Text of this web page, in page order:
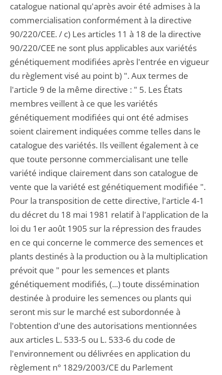
catalogue national qu'après avoir été admises à la
commercialisation conformément à la directive
90/220/CEE. / c) Les articles 11 à 18 de la directive
90/220/CEE ne sont plus applicables aux variétés
génétiquement modifiées après l'entrée en vigueur
du règlement visé au point b) ". Aux termes de
l'article 9 de la même directive : " 5. Les États
membres veillent à ce que les variétés
génétiquement modifiées qui ont été admises
soient clairement indiquées comme telles dans le
catalogue des variétés. Ils veillent également à ce
que toute personne commercialisant une telle
variété indique clairement dans son catalogue de
vente que la variété est génétiquement modifiée ".
Pour la transposition de cette directive, l'article 4-1
du décret du 18 mai 1981 relatif à l'application de la
loi du 1er août 1905 sur la répression des fraudes
en ce qui concerne le commerce des semences et
plants destinés à la production ou à la multiplication
prévoit que " pour les semences et plants
génétiquement modifiés, (...) toute dissémination
destinée à produire les semences ou plants qui
seront mis sur le marché est subordonnée à
l'obtention d'une des autorisations mentionnées
aux articles L. 533-5 ou L. 533-6 du code de
l'environnement ou délivrées en application du
règlement n° 1829/2003/CE du Parlement